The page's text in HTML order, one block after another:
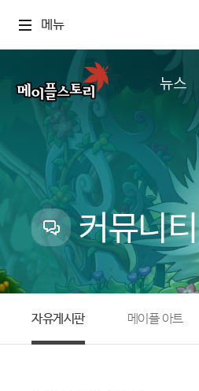
메뉴
뉴스
업데이트
이벤트
캐시샵 공지
메이플 알림판
with maple
커뮤니티
자유게시판 메이플 아트